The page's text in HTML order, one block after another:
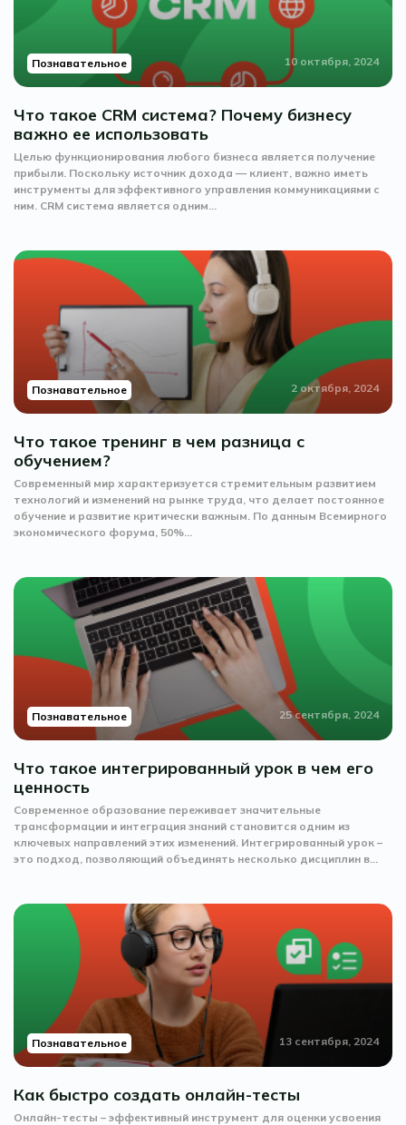
Познавательное 10 октября, 2024
Что такое CRM система? Почему бизнесу
важно ее использовать
Целью функционирования любого бизнеса является получение
прибыли. Поскольку источник дохода — клиент, важно иметь
инструменты для эффективного управления коммуникациями с
ним. CRM система является одним...
Познавательное 2 октября, 2024
Что такое тренинг в чем разница с
обучением?
Современный мир характеризуется стремительным развитием
технологий и изменений на рынке труда, что делает постоянное
обучение и развитие критически важным. По данным Всемирного
экономического форума, 50%...
Познавательное 25 сентября, 2024
Что такое интегрированный урок в чем его
ценность
Современное образование переживает значительные
трансформации и интеграция знаний становится одним из
ключевых направлений этих изменений. Интегрированный урок –
это подход, позволяющий объединять несколько дисциплин в...
Познавательное 13 сентября, 2024
Как быстро создать онлайн-тесты
Онлайн-тесты – эффективный инструмент для оценки усвоения